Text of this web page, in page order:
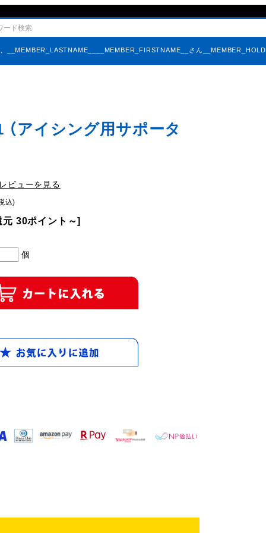
__MEMBER_LASTNAME____MEMBER_FIRSTNAME__さん
アイシング用サポータ
ビューを見る
込)
30ポイント～]
個